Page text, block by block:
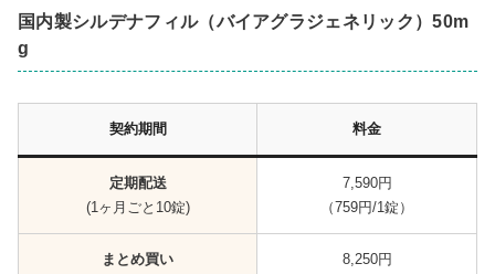
国内製シルデナフィル（バイアグラジェネリック）50m
g
契約期間 料金
定期配送
(1ヶ月ごと10錠)
7,590円
（759円/1錠）
まとめ買い
8,250円